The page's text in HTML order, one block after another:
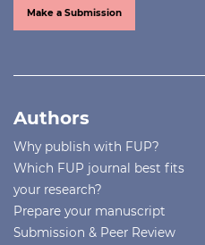
Make a Submission
Authors
Why publish with FUP?
Which FUP journal best fits
your research?
Prepare your manuscript
Submission & Peer Review